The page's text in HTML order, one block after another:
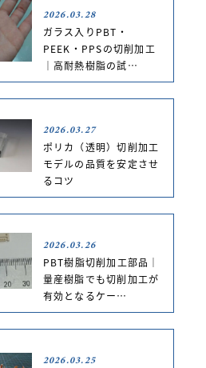
2026.03.28
ガラス入りPBT・
PEEK・PPSの切削加工
｜高耐熱樹脂の試…
2026.03.27
ポリカ（透明）切削加工
モデルの品質を安定させ
るコツ
2026.03.26
PBT樹脂切削加工部品｜
量産樹脂でも切削加工が
有効となるケー…
2026.03.25